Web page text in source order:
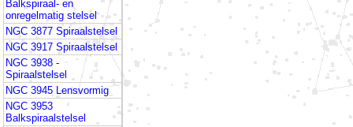
Balkspiraal- en
onregelmatig stelsel
NGC 3877 Spiraalstelsel
NGC 3917 Spiraalstelsel
NGC 3938 -
Spiraalstelsel
NGC 3945 Lensvormig
NGC 3953
Balkspiraalstelsel